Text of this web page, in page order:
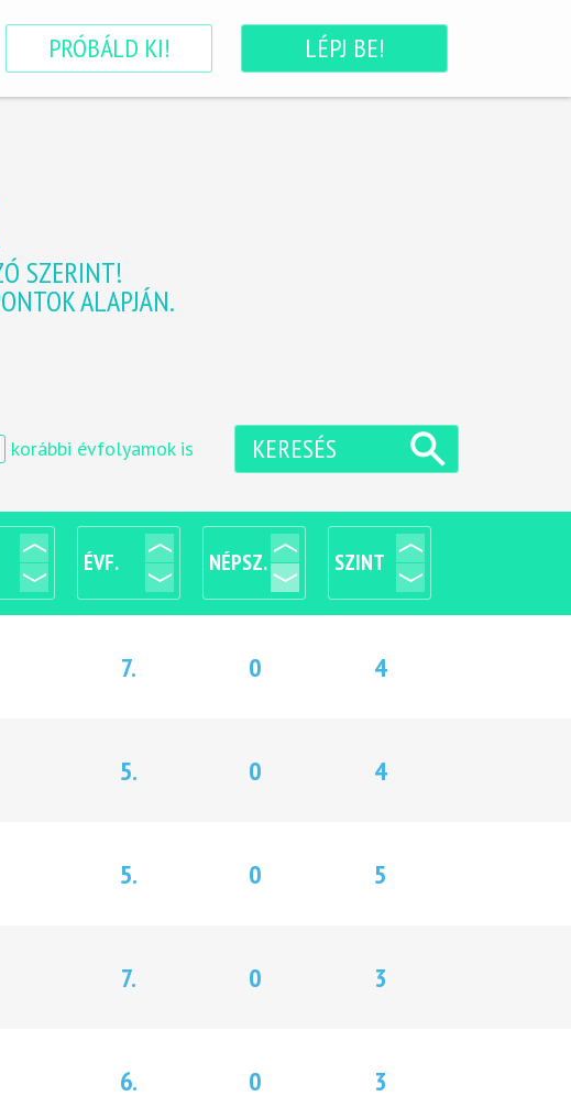
PRÓBÁLD KI! LÉPJ BE!
SZERINT!
ALAPJÁN.
korábbi évfolyamok is KERESÉS
ÉVF. NÉPSZ. SZINT
7. 0 4
5. 0 4
5. 0 5
7. 0 3
6. 0 3